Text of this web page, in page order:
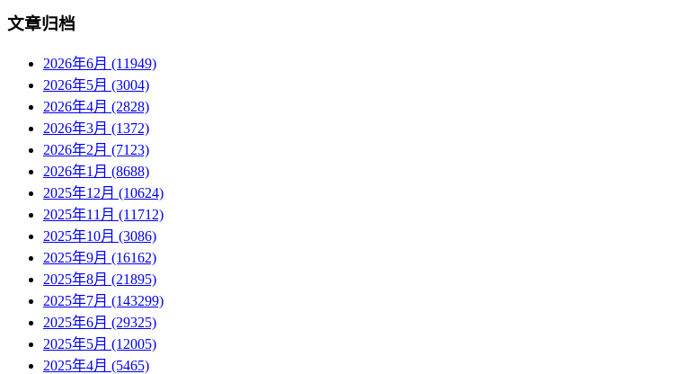
文章归档
2026年6月 (11949)
2026年5月 (3004)
2026年4月 (2828)
2026年3月 (1372)
2026年2月 (7123)
2026年1月 (8688)
2025年12月 (10624)
2025年11月 (11712)
2025年10月 (3086)
2025年9月 (16162)
2025年8月 (21895)
2025年7月 (143299)
2025年6月 (29325)
2025年5月 (12005)
2025年4月 (5465)